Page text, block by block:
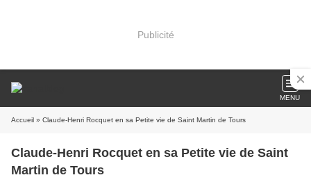
Publicité
MENU
Accueil » Claude-Henri Rocquet en sa Petite vie de Saint Martin de Tours
Claude-Henri Rocquet en sa Petite vie de Saint
Martin de Tours